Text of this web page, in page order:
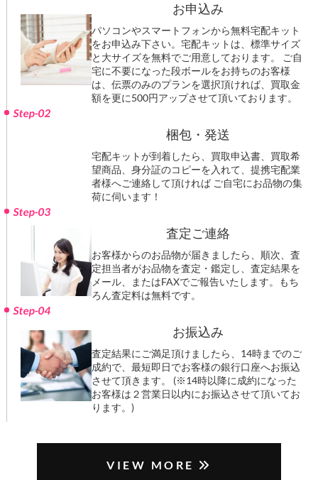
お申込み
パソコンやスマートフォンから無料宅配キット
をお申込み下さい。宅配キットは、標準サイズ
と大サイズを無料でご用意しております。 ご自
宅に不要になった段ボールをお持ちのお客様
は、伝票のみのプランを選択頂ければ、買取金
額を更に500円アップさせて頂いております。
Step-02
梱包・発送
宅配キットが到着したら、買取申込書、買取希
望商品、身分証のコピーを入れて、提携宅配業
者様へご連絡して頂ければ ご自宅にお品物の集
荷に伺います！
Step-03
査定ご連絡
お客様からのお品物が届きましたら、順次、査
定担当者がお品物を査定・鑑定し、査定結果を
メール、またはFAXでご報告いたします。もち
ろん査定料は無料です。
Step-04
お振込み
査定結果にご満足頂けましたら、14時までのご
成約で、最短即日でお客様の銀行口座へお振込
させて頂きます。 (※14時以降に成約になった
お客様は２営業日以内にお振込させて頂いてお
ります。)
VIEW MORE